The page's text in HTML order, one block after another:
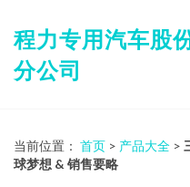
程力专用汽车股
分公司
当前位置： 首页 > 产品大全 >
球梦想 & 销售要略